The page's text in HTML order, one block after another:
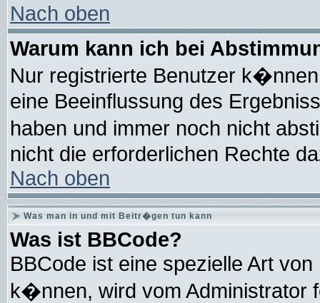
Nach oben
Warum kann ich bei
Nur registrierte Benutzer
eine Beeinflussung des
haben und immer noch nicht
nicht die erforderlichen Rechte
Nach oben
Was man in und mit Beitr�gen tun kann
Was ist BBCode?
BBCode ist eine spezielle Art
k�nnen, wird vom Administrator